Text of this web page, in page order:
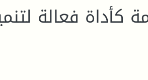
كأداة فعالة